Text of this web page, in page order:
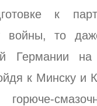
к
войны, то
Германии
к Минску и